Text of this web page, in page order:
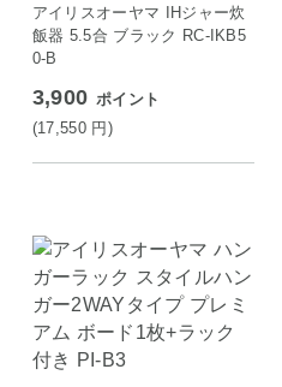
アイリスオーヤマ IHジャー炊
飯器 5.5合 ブラック RC-IKB5
0-B
3,900 ポイント
(17,550 円 )